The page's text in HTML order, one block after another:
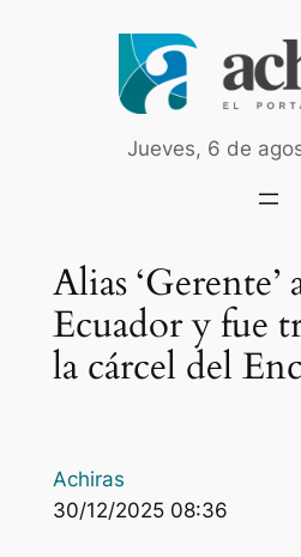
Jueves, 6 de
Alias ‘Gerente’
Ecuador y fue
la cárcel del
Achiras
30/12/2025 08:36